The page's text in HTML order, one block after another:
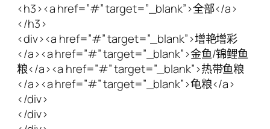
<h3><a href=”#” target=”_blank”>全部</a>
</h3>
<div><a href=”#” target=”_blank”>增艳增彩
</a><a href=”#” target=”_blank”>金鱼/锦鲤鱼
粮</a><a href=”#” target=”_blank”>热带鱼粮
</a><a href=”#” target=”_blank”>龟粮</a>
</div>
</div>